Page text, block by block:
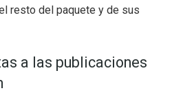
resto del paquete y de sus
a las publicaciones